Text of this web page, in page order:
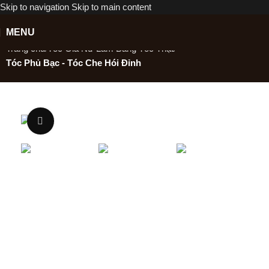
Skip to navigation Skip to main content
MENU
Trang chủ Tóc Giả Nữ Làm Bằng Tóc Thật
Tóc Phủ Bạc - Tóc Che Hói Đỉnh
New
Phóng to